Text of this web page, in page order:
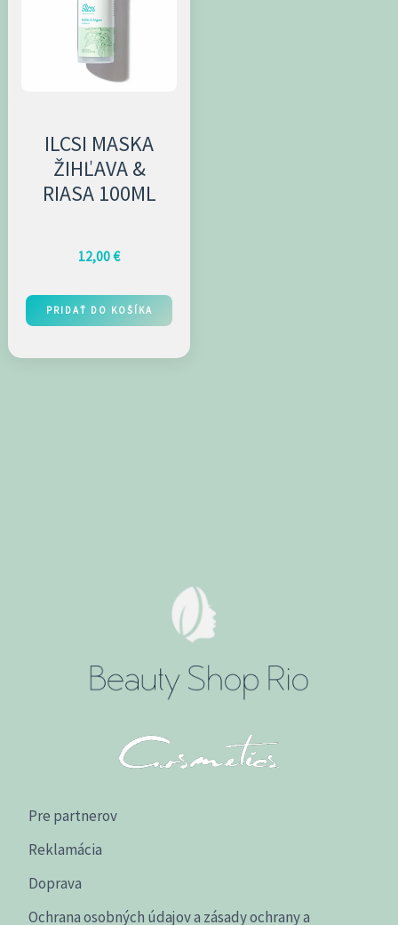
ILCSI MASKA
ŽIHĽAVA &
RIASA 100ML
12,00€
PRIDAŤ DO KOŠÍKA
Pre partnerov
Reklamácia
Doprava
Ochrana osobných údajov a zásady ochrany a